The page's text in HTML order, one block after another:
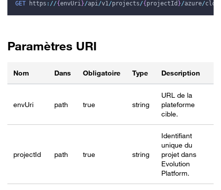
GET https : //{envUri}/api/v1/projects/{ projectId }/azure/
Paramètres URI
Nom Dans Obligatoire Type Description
envUri path true string
URL de la
plateforme
cible.
projectId path true string
Identifiant
unique du
projet dans
Evolution
Platform.